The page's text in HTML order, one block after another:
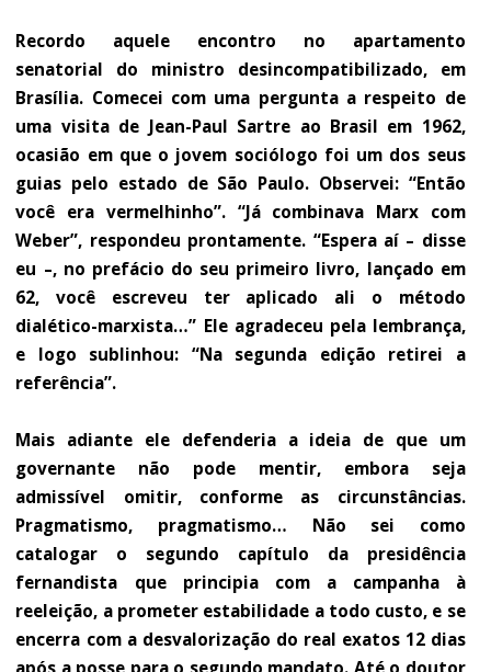
Recordo aquele encontro no apartamento
senatorial do ministro desincompatibilizado, em
Brasília. Comecei com uma pergunta a respeito de
uma visita de Jean-Paul Sartre ao Brasil em 1962,
ocasião em que o jovem sociólogo foi um dos seus
guias pelo estado de São Paulo. Observei: “Então
você era vermelhinho”. “Já combinava Marx com
Weber”, respondeu prontamente. “Espera aí – disse
eu –, no prefácio do seu primeiro livro, lançado em
62, você escreveu ter aplicado ali o método
dialético-marxista…” Ele agradeceu pela lembrança,
e logo sublinhou: “Na segunda edição retirei a
referência”.
Mais adiante ele defenderia a ideia de que um
governante não pode mentir, embora seja
admissível omitir, conforme as circunstâncias.
Pragmatismo, pragmatismo… Não sei como
catalogar o segundo capítulo da presidência
fernandista que principia com a campanha à
reeleição, a prometer estabilidade a todo custo, e se
encerra com a desvalorização do real exatos 12 dias